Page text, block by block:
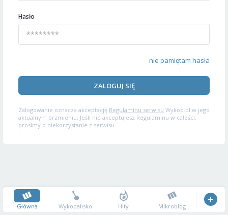
Hasło
nie pamiętam hasła
ZALOGUJ SIĘ
Zalogowanie oznacza akceptację Regulaminu serwisu Wykop.pl w jego
aktualnym brzmieniu. Jeśli nie akceptujesz Regulaminu w całości,
prosimy o niekorzystanie z serwisu.
Główna Wykopalisko Hity Mikroblog